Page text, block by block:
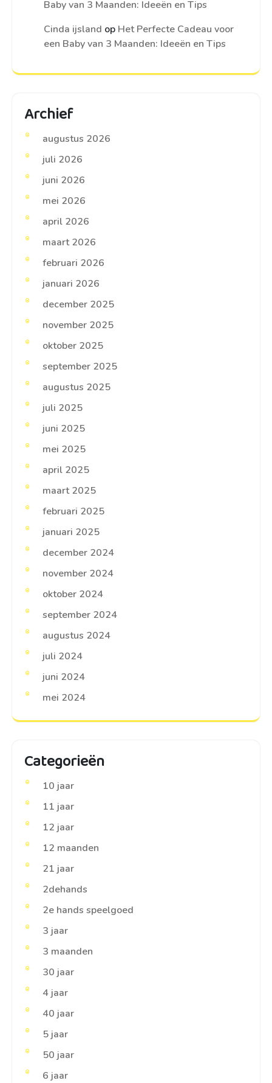
Baby van 3 Maanden: Ideeën en Tips
Cinda ijsland op Het Perfecte Cadeau voor
een Baby van 3 Maanden: Ideeën en Tips
Archief
augustus 2026
juli 2026
juni 2026
mei 2026
april 2026
maart 2026
februari 2026
januari 2026
december 2025
november 2025
oktober 2025
september 2025
augustus 2025
juli 2025
juni 2025
mei 2025
april 2025
maart 2025
februari 2025
januari 2025
december 2024
november 2024
oktober 2024
september 2024
augustus 2024
juli 2024
juni 2024
mei 2024
Categorieën
10 jaar
11 jaar
12 jaar
12 maanden
21 jaar
2dehands
2e hands speelgoed
3 jaar
3 maanden
30 jaar
4 jaar
40 jaar
5 jaar
50 jaar
6 jaar